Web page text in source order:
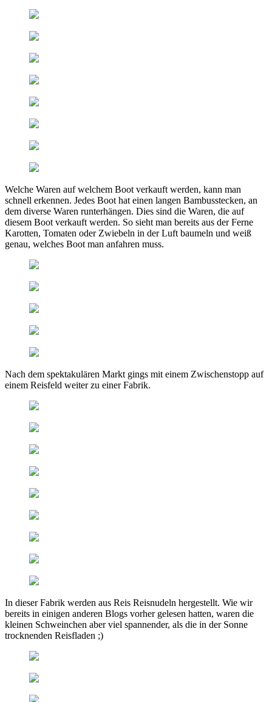
Welche Waren auf welchem Boot verkauft werden, kann man
schnell erkennen. Jedes Boot hat einen langen Bambusstecken, an
dem diverse Waren runterhängen. Dies sind die Waren, die auf
diesem Boot verkauft werden. So sieht man bereits aus der Ferne
Karotten, Tomaten oder Zwiebeln in der Luft baumeln und weiß
genau, welches Boot man anfahren muss.
Nach dem spektakulären Markt gings mit einem Zwischenstopp auf
einem Reisfeld weiter zu einer Fabrik.
In dieser Fabrik werden aus Reis Reisnudeln hergestellt. Wie wir
bereits in einigen anderen Blogs vorher gelesen hatten, waren die
kleinen Schweinchen aber viel spannender, als die in der Sonne
trocknenden Reisfladen ;)